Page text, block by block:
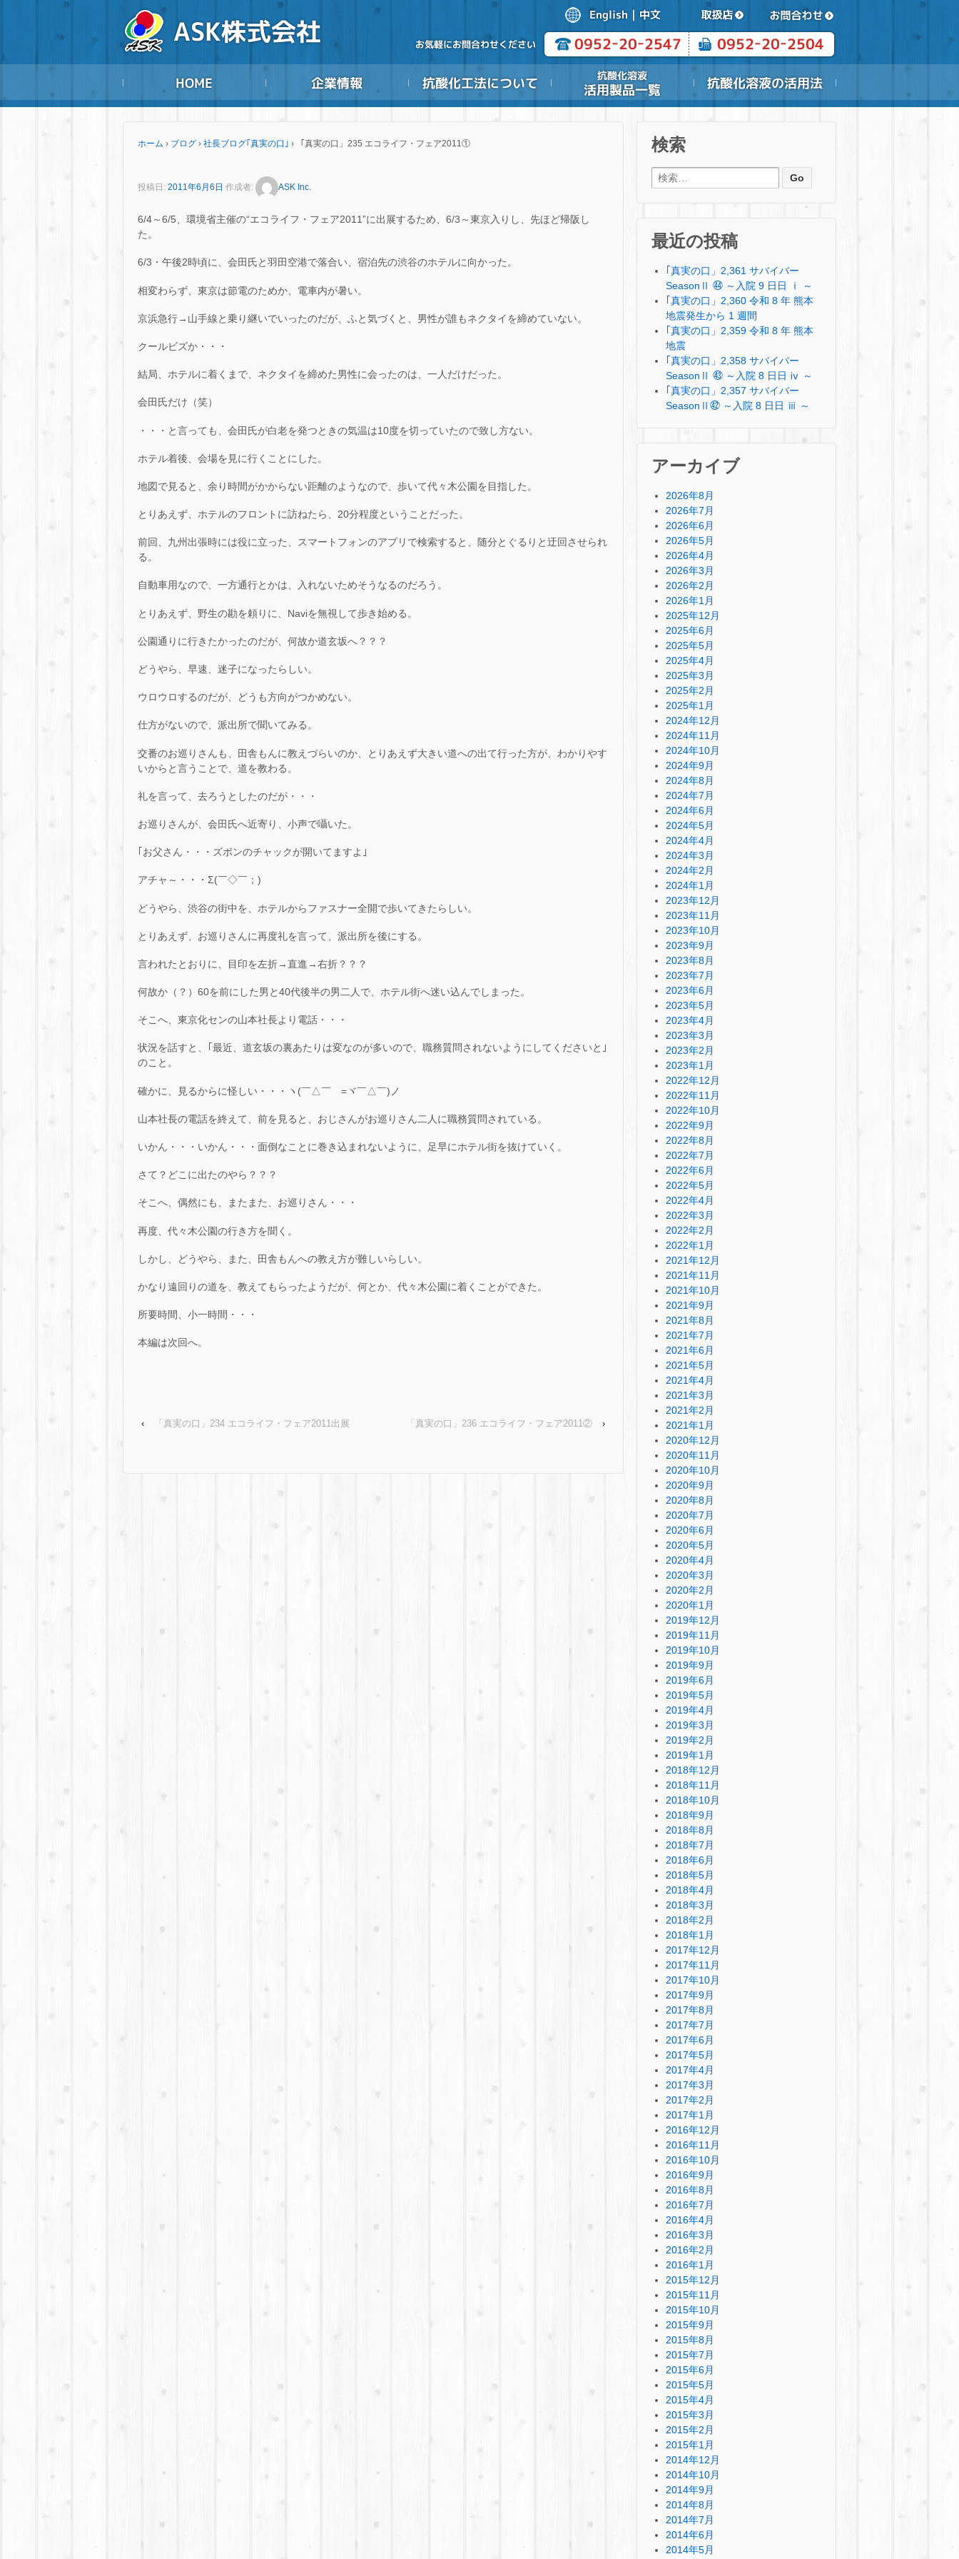
ホーム › ブログ › 社長ブログ｢真実の口｣ › 「真実の口」235 エコライフ・フェア2011①
投稿日: 2011年6月6日 作成者: ASK Inc.
6/4～6/5、環境省主催の“エコライフ・フェア2011”に出展するため、6/3～東京入りし、先ほど帰阪し
た。
6/3・午後2時頃に、会田氏と羽田空港で落合い、宿泊先の渋谷のホテルに向かった。
相変わらず、東京は節電のためか、電車内が暑い。
京浜急行→山手線と乗り継いでいったのだが、ふと気づくと、男性が誰もネクタイを締めていない。
クールビズか・・・
結局、ホテルに着くまで、ネクタイを締めた男性に会ったのは、一人だけだった。
会田氏だけ（笑）
・・・と言っても、会田氏が白老を発つときの気温は10度を切っていたので致し方ない。
ホテル着後、会場を見に行くことにした。
地図で見ると、余り時間がかからない距離のようなので、歩いて代々木公園を目指した。
とりあえず、ホテルのフロントに訪ねたら、20分程度ということだった。
前回、九州出張時には役に立った、スマートフォンのアプリで検索すると、随分とぐるりと迂回させられ
る。
自動車用なので、一方通行とかは、入れないためそうなるのだろう。
とりあえず、野生の勘を頼りに、Naviを無視して歩き始める。
公園通りに行きたかったのだが、何故か道玄坂へ？？？
どうやら、早速、迷子になったらしい。
ウロウロするのだが、どうも方向がつかめない。
仕方がないので、派出所で聞いてみる。
交番のお巡りさんも、田舎もんに教えづらいのか、とりあえず大きい道への出て行った方が、わかりやす
いからと言うことで、道を教わる。
礼を言って、去ろうとしたのだが・・・
お巡りさんが、会田氏へ近寄り、小声で囁いた。
｢お父さん・・・ズボンのチャックが開いてますよ｣
アチャ～・・・Σ(￣◇￣；)
どうやら、渋谷の街中を、ホテルからファスナー全開で歩いてきたらしい。
とりあえず、お巡りさんに再度礼を言って、派出所を後にする。
言われたとおりに、目印を左折→直進→右折？？？
何故か（？）60を前にした男と40代後半の男二人で、ホテル街へ迷い込んでしまった。
そこへ、東京化センの山本社長より電話・・・
状況を話すと、｢最近、道玄坂の裏あたりは変なのが多いので、職務質問されないようにしてくださいと｣
のこと。
確かに、見るからに怪しい・・・ヽ(￣△￣ゞ=ヾ￣△￣)ノ
山本社長の電話を終えて、前を見ると、おじさんがお巡りさん二人に職務質問されている。
いかん・・・いかん・・・面倒なことに巻き込まれないように、足早にホテル街を抜けていく。
さて？どこに出たのやら？？？
そこへ、偶然にも、またまた、お巡りさん・・・
再度、代々木公園の行き方を聞く。
しかし、どうやら、また、田舎もんへの教え方が難しいらしい。
かなり遠回りの道を、教えてもらったようだが、何とか、代々木公園に着くことができた。
所要時間、小一時間・・・
本編は次回へ。
‹ 「真実の口」234 エコライフ・フェア2011出展 「真実の口」236 エコライフ・フェア2011② ›
検索
検索:
最近の投稿
｢真実の口」2,361 サバイバー
SeasonⅡ ㊹ ～入院 9 日日 ⅰ ～
｢真実の口」2,360 令和 8 年 熊本
地震発生から 1 週間
｢真実の口」2,359 令和 8 年 熊本
地震
｢真実の口」2,358 サバイバー
SeasonⅡ ㊸ ～入院 8 日日 ⅳ ～
｢真実の口」2,357 サバイバー
SeasonⅡ㊷ ～入院 8 日日 ⅲ ～
アーカイブ
2026年8月
2026年7月
2026年6月
2026年5月
2026年4月
2026年3月
2026年2月
2026年1月
2025年12月
2025年6月
2025年5月
2025年4月
2025年3月
2025年2月
2025年1月
2024年12月
2024年11月
2024年10月
2024年9月
2024年8月
2024年7月
2024年6月
2024年5月
2024年4月
2024年3月
2024年2月
2024年1月
2023年12月
2023年11月
2023年10月
2023年9月
2023年8月
2023年7月
2023年6月
2023年5月
2023年4月
2023年3月
2023年2月
2023年1月
2022年12月
2022年11月
2022年10月
2022年9月
2022年8月
2022年7月
2022年6月
2022年5月
2022年4月
2022年3月
2022年2月
2022年1月
2021年12月
2021年11月
2021年10月
2021年9月
2021年8月
2021年7月
2021年6月
2021年5月
2021年4月
2021年3月
2021年2月
2021年1月
2020年12月
2020年11月
2020年10月
2020年9月
2020年8月
2020年7月
2020年6月
2020年5月
2020年4月
2020年3月
2020年2月
2020年1月
2019年12月
2019年11月
2019年10月
2019年9月
2019年6月
2019年5月
2019年4月
2019年3月
2019年2月
2019年1月
2018年12月
2018年11月
2018年10月
2018年9月
2018年8月
2018年7月
2018年6月
2018年5月
2018年4月
2018年3月
2018年2月
2018年1月
2017年12月
2017年11月
2017年10月
2017年9月
2017年8月
2017年7月
2017年6月
2017年5月
2017年4月
2017年3月
2017年2月
2017年1月
2016年12月
2016年11月
2016年10月
2016年9月
2016年8月
2016年7月
2016年4月
2016年3月
2016年2月
2016年1月
2015年12月
2015年11月
2015年10月
2015年9月
2015年8月
2015年7月
2015年6月
2015年5月
2015年4月
2015年3月
2015年2月
2015年1月
2014年12月
2014年10月
2014年9月
2014年8月
2014年7月
2014年6月
2014年5月